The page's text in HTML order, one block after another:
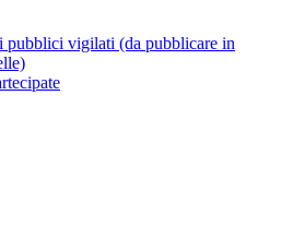
pubblici vigilati (da pubblicare in